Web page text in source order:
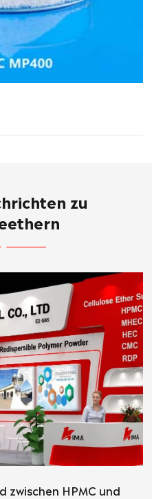
zu
zwischen HPMC und